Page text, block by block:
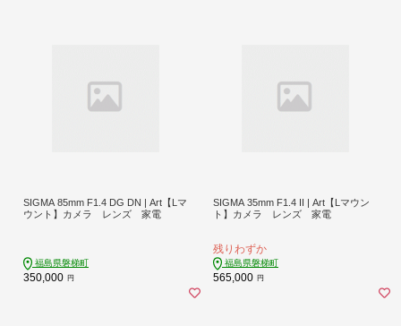
SIGMA 85mm F1.4 DG DN | Art【Lマ
ウント】カメラ レンズ 家電
福島県磐梯町
350,000 円
SIGMA 35mm F1.4 II | Art【Lマウン
ト】カメラ レンズ 家電
残りわずか
福島県磐梯町
565,000 円